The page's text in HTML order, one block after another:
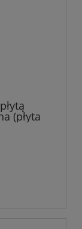
(płyta